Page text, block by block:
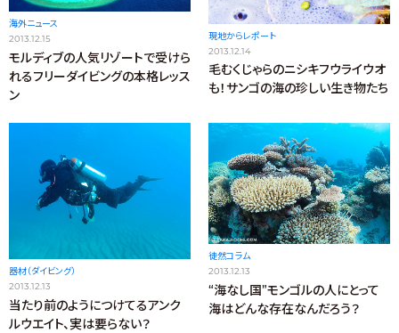
海外ニュース
2013.12.15
モルディブの人気リゾートで受けら
れるフリーダイビングの本格レッス
ン
現地からレポート
2013.12.14
毛むくじゃらのニシキフウライウオ
も！サンゴの海の珍しい生き物たち
器材（ダイビング）
2013.12.13
当たり前のようにつけてるアンク
ルウエイト、実は要らない？
徒然コラム
2013.12.13
“海なし国”モンゴルの人にとって
海はどんな存在なんだろう？